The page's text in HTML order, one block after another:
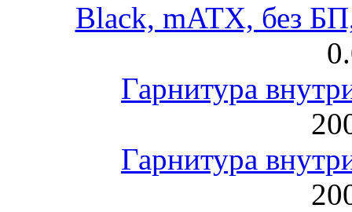
Black, mATX, без
Гарнитура
Гарнитура